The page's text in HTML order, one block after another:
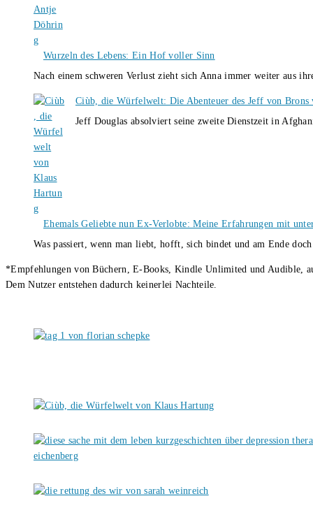
Wurzeln des Lebens: Ein Hof voller Sinn
Nach einem schweren Verlust zieht sich Anna immer weiter aus
Ciùb, die Würfelwelt: Die Abenteuer des Jeff von Brons
Jeff Douglas absolviert seine zweite Dienstzeit in
Ehemals Geliebte nun Ex-Verlobte: Meine Erfahrungen mit
Was passiert, wenn man liebt, hofft, sich bindet und am Ende
*Empfehlungen von Büchern, E-Books, Kindle Unlimited und Audible,
Dem Nutzer entstehen dadurch keinerlei Nachteile.